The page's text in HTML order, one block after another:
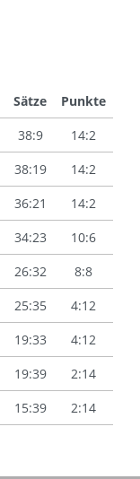
Sätze
Punkte
38:9
14:2
38:19
14:2
36:21
14:2
34:23
10:6
26:32
8:8
25:35
4:12
19:33
4:12
19:39
2:14
15:39
2:14